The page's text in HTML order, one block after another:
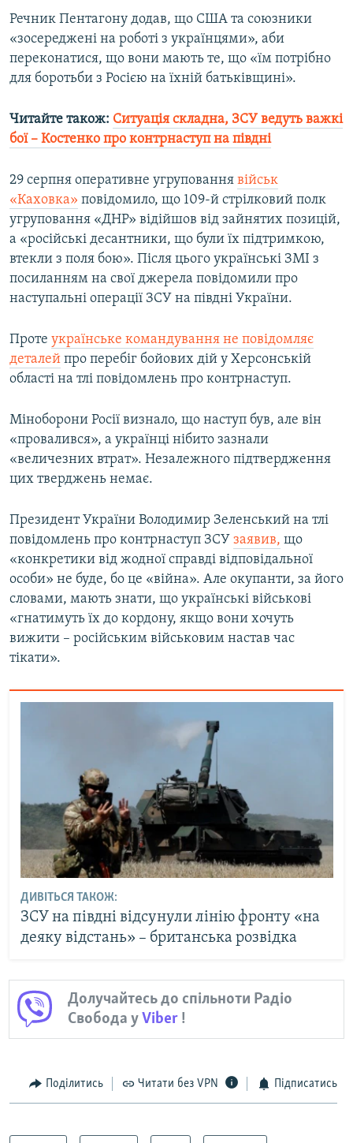
Речник Пентагону додав, що США та союзники
«зосереджені на роботі з українцями», аби
переконатися, що вони мають те, що «їм потрібно
для боротьби з Росією на їхній батьківщині».
Читайте також: Ситуація складна, ЗСУ ведуть важкі
бої – Костенко про контрнаступ на півдні
29 серпня оперативне угруповання військ
«Каховка» повідомило, що 109-й стрілковий полк
угруповання «ДНР» відійшов від зайнятих позицій,
а «російські десантники, що були їх підтримкою,
втекли з поля бою». Після цього українські ЗМІ з
посиланням на свої джерела повідомили про
наступальні операції ЗСУ на півдні України.
Проте українське командування не повідомляє
деталей про перебіг бойових дій у Херсонській
області на тлі повідомлень про контрнаступ.
Міноборони Росії визнало, що наступ був, але він
«провалився», а українці нібито зазнали
«величезних втрат». Незалежного підтвердження
цих тверджень немає.
Президент України Володимир Зеленський на тлі
повідомлень про контрнаступ ЗСУ заявив, що
«конкретики від жодної справді відповідальної
особи» не буде, бо це «війна». Але окупанти, за його
словами, мають знати, що українські військові
«гнатимуть їх до кордону, якщо вони хочуть
вижити – російським військовим настав час
тікати».
ДИВІТЬСЯ ТАКОЖ:
ЗСУ на півдні відсунули лінію фронту «на
деяку відстань» – британська розвідка
Долучайтесь до спільноти Радіо
Свобода уViber !
Поділитись Читати без VPN Підписатись